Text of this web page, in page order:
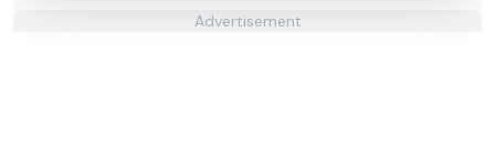
Advertisement